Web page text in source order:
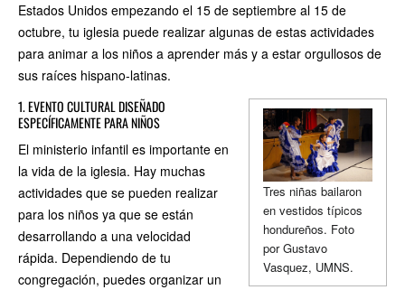
Estados Unidos empezando el 15 de septiembre al 15 de
octubre, tu iglesia puede realizar algunas de estas actividades
para animar a los niños a aprender más y a estar orgullosos de
sus raíces hispano-latinas.
Tres niñas bailaron
en vestidos típicos
hondureños. Foto
por Gustavo
Vasquez, UMNS.
1. EVENTO CULTURAL DISEÑADO
ESPECÍFICAMENTE PARA NIÑOS
El ministerio infantil es importante en
la vida de la iglesia. Hay muchas
actividades que se pueden realizar
para los niños ya que se están
desarrollando a una velocidad
rápida. Dependiendo de tu
congregación, puedes organizar un